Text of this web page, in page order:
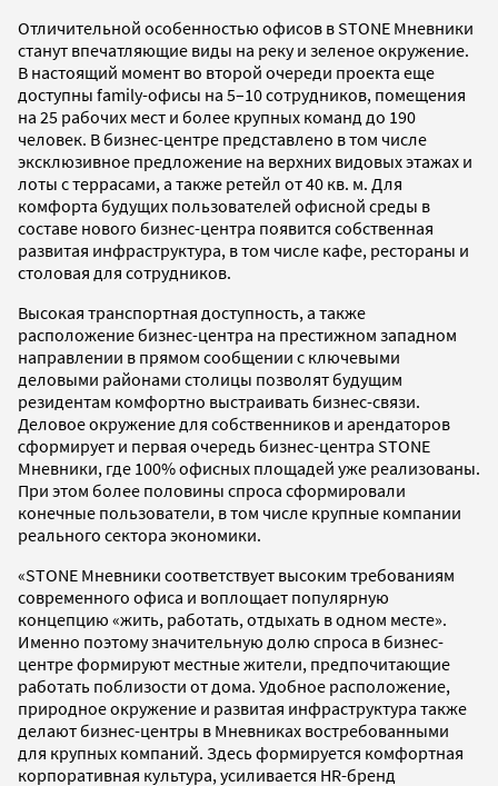
Отличительной особенностью офисов в STONE Мневники
станут впечатляющие виды на реку и зеленое окружение.
В настоящий момент во второй очереди проекта еще
доступны family-офисы на 5–10 сотрудников, помещения
на 25 рабочих мест и более крупных команд до 190
человек. В бизнес-центре представлено в том числе
эксклюзивное предложение на верхних видовых этажах и
лоты с террасами, а также ретейл от 40 кв. м. Для
комфорта будущих пользователей офисной среды в
составе нового бизнес-центра появится собственная
развитая инфраструктура, в том числе кафе, рестораны и
столовая для сотрудников.
Высокая транспортная доступность, а также
расположение бизнес-центра на престижном западном
направлении в прямом сообщении с ключевыми
деловыми районами столицы позволят будущим
резидентам комфортно выстраивать бизнес-связи.
Деловое окружение для собственников и арендаторов
сформирует и первая очередь бизнес-центра STONE
Мневники, где 100% офисных площадей уже реализованы.
При этом более половины спроса сформировали
конечные пользователи, в том числе крупные компании
реального сектора экономики.
«STONE Мневники соответствует высоким требованиям
современного офиса и воплощает популярную
концепцию «жить, работать, отдыхать в одном месте».
Именно поэтому значительную долю спроса в бизнес-
центре формируют местные жители, предпочитающие
работать поблизости от дома. Удобное расположение,
природное окружение и развитая инфраструктура также
делают бизнес-центры в Мневниках востребованными
для крупных компаний. Здесь формируется комфортная
корпоративная культура, усиливается HR-бренд